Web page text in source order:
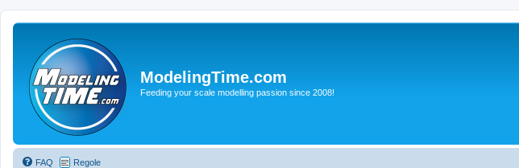
ModelingTime.com
Feeding your scale modelling passion since 2008!
FAQ Regole